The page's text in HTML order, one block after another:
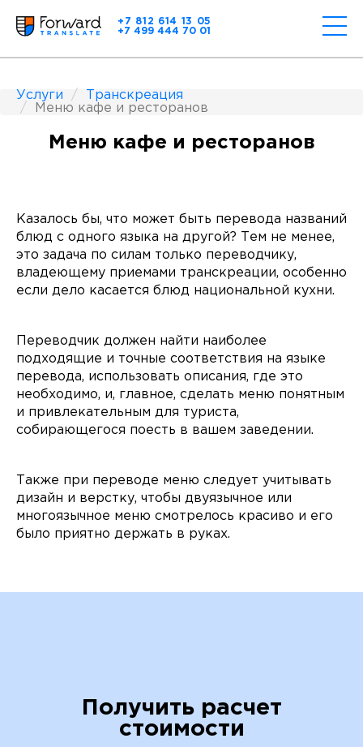
+7 812 614 13 05
+7 499 444 70 01
Услуги
Транскреация
Меню кафе и ресторанов
Меню кафе и ресторанов
Казалось бы, что может быть перевода названий
блюд с одного языка на другой? Тем не менее,
это задача по силам только переводчику,
владеющему приемами транскреации, особенно
если дело касается блюд национальной кухни.
Переводчик должен найти наиболее
подходящие и точные соответствия на языке
перевода, использовать описания, где это
необходимо, и, главное, сделать меню понятным
и привлекательным для туриста,
собирающегося поесть в вашем заведении.
Также при переводе меню следует учитывать
дизайн и верстку, чтобы двуязычное или
многоязычное меню смотрелось красиво и его
было приятно держать в руках.
Получить расчет
стоимости